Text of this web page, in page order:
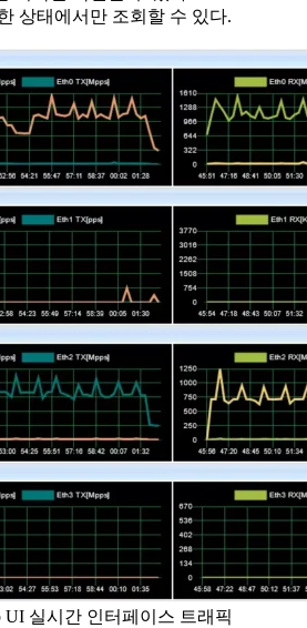
상태에서만 조회할 수 있다.
UI 실시간 인터페이스 트래픽